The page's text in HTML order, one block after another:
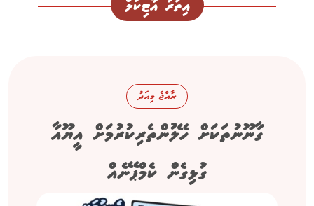
އިތުރު އާޓިކަލް
ރާއްޖެ މިއަދު
ގާނޫނުތަކަށް ހޭލުންތެރިކުރުމަށް އީޔޫއާ
ގުޅިގެން ކެމްޕޭނެއް